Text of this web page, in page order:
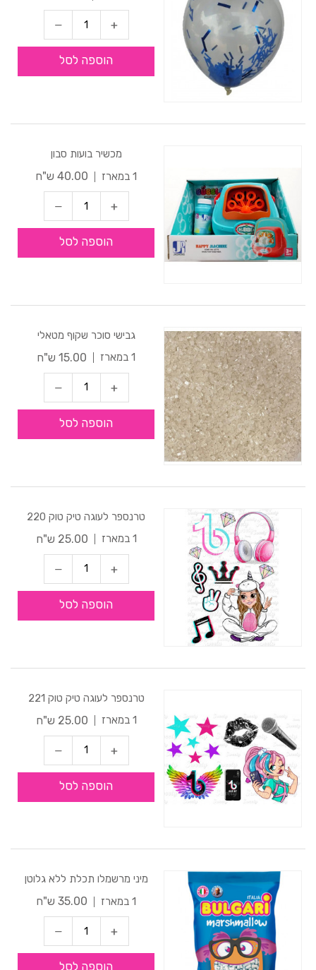
הוספה לסל
מכשיר בועות סבון
1 במארז
40.00 ש"ח
הוספה לסל
גבישי סוכר שקוף מטאלי
1 במארז
15.00 ש"ח
הוספה לסל
טרנספר לעוגה טיק טוק 220
1 במארז
25.00 ש"ח
הוספה לסל
טרנספר לעוגה טיק טוק 221
1 במארז
25.00 ש"ח
הוספה לסל
מיני מרשמלו תכלת ללא גלוטן
1 במארז
35.00 ש"ח
הוספה לסל